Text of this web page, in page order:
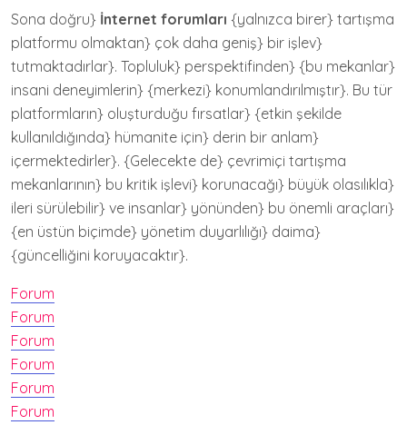
Sona doğru} İnternet forumları {yalnızca birer} tartışma
platformu olmaktan} çok daha geniş} bir işlev}
tutmaktadırlar}. Topluluk} perspektifinden} {bu mekanlar}
insani deneyimlerin} {merkezi} konumlandırılmıştır}. Bu tür
platformların} oluşturduğu fırsatlar} {etkin şekilde
kullanıldığında} hümanite için} derin bir anlam}
içermektedirler}. {Gelecekte de} çevrimiçi tartışma
mekanlarının} bu kritik işlevi} korunacağı} büyük olasılıkla}
ileri sürülebilir} ve insanlar} yönünden} bu önemli araçları}
{en üstün biçimde} yönetim duyarlılığı} daima}
{güncelliğini koruyacaktır}.
Forum
Forum
Forum
Forum
Forum
Forum